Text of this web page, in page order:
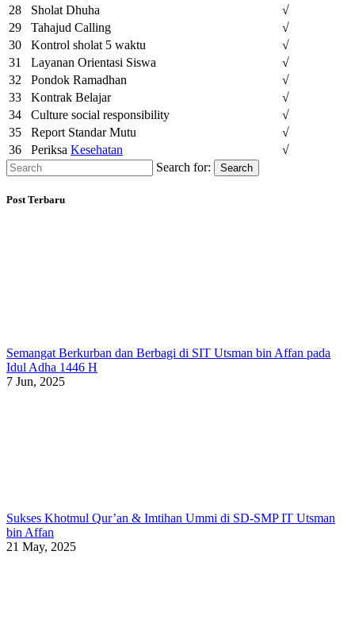
28
Sholat Dhuha
√
29
Tahajud Calling
√
30
Kontrol sholat 5 waktu
√
31
Layanan Orientasi Siswa
√
32
Pondok Ramadhan
√
33
Kontrak Belajar
√
34
Culture social responsibility
√
35
Report Standar Mutu
√
36
Periksa Kesehatan
√
Search for:
Search
Post Terbaru
Semangat Berkurban dan Berbagi di SIT Utsman bin Affan pada
Idul Adha 1446 H
7 Jun, 2025
Sukses Khotmul Qur’an & Imtihan Ummi di SD-SMP IT Utsman
bin Affan
21 May, 2025